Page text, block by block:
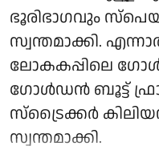
ഭൂരിഭാഗവും
സ്വന്തമാക്കി.
ലോകകപ്പിലെ
ഗോള്‍ഡന്‍ ബൂട്ട്
സ്‌ട്രൈക്കര്‍
സ്വന്തമാക്കി.